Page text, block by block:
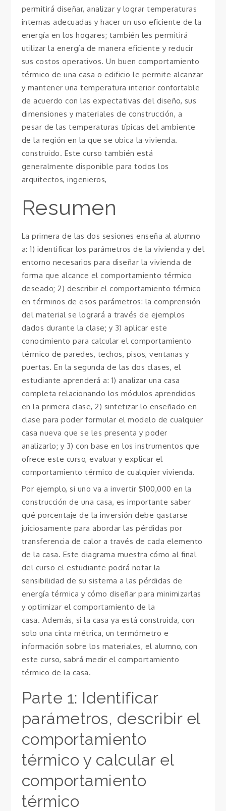
permitirá diseñar, analizar y lograr temperaturas
internas adecuadas y hacer un uso eficiente de la
energía en los hogares; también les permitirá
utilizar la energía de manera eficiente y reducir
sus costos operativos. Un buen comportamiento
térmico de una casa o edificio le permite alcanzar
y mantener una temperatura interior confortable
de acuerdo con las expectativas del diseño, sus
dimensiones y materiales de construcción, a
pesar de las temperaturas típicas del ambiente
de la región en la que se ubica la vivienda.
construido. Este curso también está
generalmente disponible para todos los
arquitectos, ingenieros,
Resumen
La primera de las dos sesiones enseña al alumno
a: 1) identificar los parámetros de la vivienda y del
entorno necesarios para diseñar la vivienda de
forma que alcance el comportamiento térmico
deseado; 2) describir el comportamiento térmico
en términos de esos parámetros: la comprensión
del material se logrará a través de ejemplos
dados durante la clase; y 3) aplicar este
conocimiento para calcular el comportamiento
térmico de paredes, techos, pisos, ventanas y
puertas. En la segunda de las dos clases, el
estudiante aprenderá a: 1) analizar una casa
completa relacionando los módulos aprendidos
en la primera clase, 2) sintetizar lo enseñado en
clase para poder formular el modelo de cualquier
casa nueva que se les presenta y poder
analizarlo; y 3) con base en los instrumentos que
ofrece este curso, evaluar y explicar el
comportamiento térmico de cualquier vivienda.
Por ejemplo, si uno va a invertir $100,000 en la
construcción de una casa, es importante saber
qué porcentaje de la inversión debe gastarse
juiciosamente para abordar las pérdidas por
transferencia de calor a través de cada elemento
de la casa. Este diagrama muestra cómo al final
del curso el estudiante podrá notar la
sensibilidad de su sistema a las pérdidas de
energía térmica y cómo diseñar para minimizarlas
y optimizar el comportamiento de la
casa. Además, si la casa ya está construida, con
solo una cinta métrica, un termómetro e
información sobre los materiales, el alumno, con
este curso, sabrá medir el comportamiento
térmico de la casa.
Parte 1: Identificar
parámetros, describir el
comportamiento
térmico y calcular el
comportamiento
térmico